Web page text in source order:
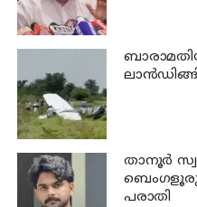
താനൂര്‍
പരാതി